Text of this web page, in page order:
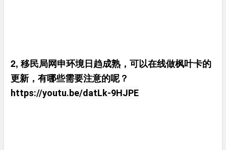
2, 移民局网申环境日趋成熟，可以在线做枫叶卡的
更新，有哪些需要注意的呢？
https://youtu.be/datLk-9HJPE